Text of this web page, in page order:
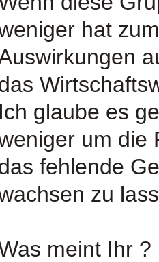
hat
Ich glaube es
um die
fehlende
zu
meint Ihr ?